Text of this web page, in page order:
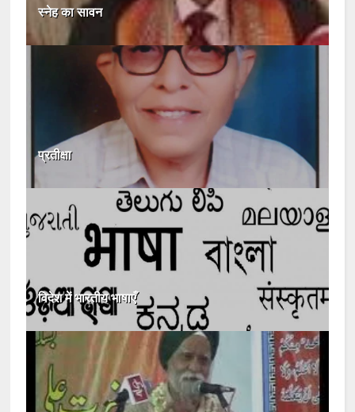
स्नेह का सावन
प्रतीक्षा
विदेश में भारतीय भाषाएँ